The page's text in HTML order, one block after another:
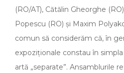
(RO/AT), Cătălin Gheorghe
Popescu (RO) și Maxim
comun să considerăm că, în
expoziționale constau în
artă „separate”. Ansamblurile